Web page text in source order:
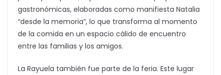
gastronómicas, elaboradas como manifiesta Natalia
“desde la memoria”, lo que transforma al momento
de la comida en un espacio cálido de encuentro
entre las familias y los amigos.
La Rayuela también fue parte de la feria. Este lugar